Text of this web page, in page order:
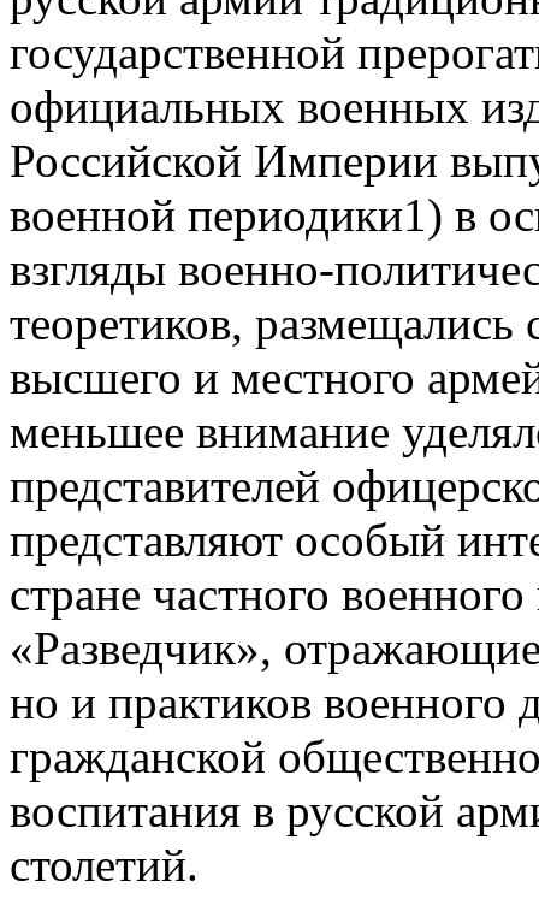
государственной
официальных военных
Российской Империи
военной периодики1) в
взгляды военно-
теоретиков,
высшего и местного
меньшее внимание
представителей
представляют особый
стране частного
«Разведчик»,
но и практиков военного
гражданской
воспитания в русской
столетий.